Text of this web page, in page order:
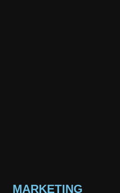
MARKETING